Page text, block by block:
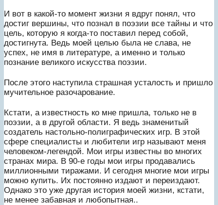
И вот в какой-то момент жизни я вдруг понял, что
достиг вершины, что познал в поэзии все тайны и что
цель, которую я когда-то поставил перед собой,
достигнута. Ведь моей целью была не слава, не
успех, не имя в литературе, а именно и только
познание великого искусства поэзии.
После этого наступила страшная усталость и пришло
мучительное разочарование.
Кстати, а известность ко мне пришла, только не в
поэзии, а в другой области. Я ведь знаменитый
создатель настольно-полиграфических игр. В этой
сфере специалисты и любители игр называют меня
человеком-легендой. Мои игры известны во многих
странах мира. В 90-е годы мои игры продавались
миллионными тиражами. И сегодня многие мои игры
можно купить. Их постоянно издают и переиздают.
Однако это уже другая история моей жизни, кстати,
не менее забавная и любопытная..